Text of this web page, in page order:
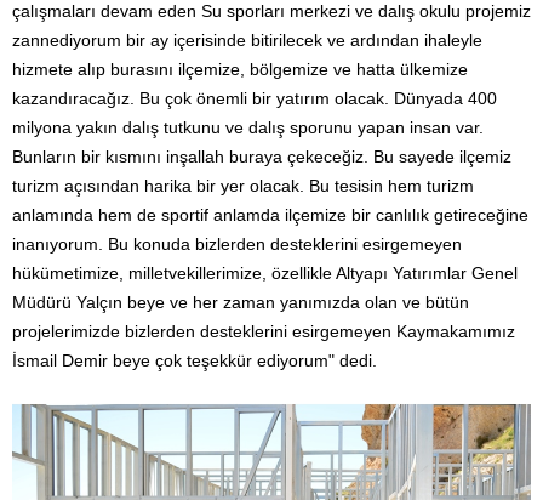
çalışmaları devam eden Su sporları merkezi ve dalış okulu projemiz
zannediyorum bir ay içerisinde bitirilecek ve ardından ihaleyle
hizmete alıp burasını ilçemize, bölgemize ve hatta ülkemize
kazandıracağız. Bu çok önemli bir yatırım olacak. Dünyada 400
milyona yakın dalış tutkunu ve dalış sporunu yapan insan var.
Bunların bir kısmını inşallah buraya çekeceğiz. Bu sayede ilçemiz
turizm açısından harika bir yer olacak. Bu tesisin hem turizm
anlamında hem de sportif anlamda ilçemize bir canlılık getireceğine
inanıyorum. Bu konuda bizlerden desteklerini esirgemeyen
hükümetimize, milletvekillerimize, özellikle Altyapı Yatırımlar Genel
Müdürü Yalçın beye ve her zaman yanımızda olan ve bütün
projelerimizde bizlerden desteklerini esirgemeyen Kaymakamımız
İsmail Demir beye çok teşekkür ediyorum" dedi.